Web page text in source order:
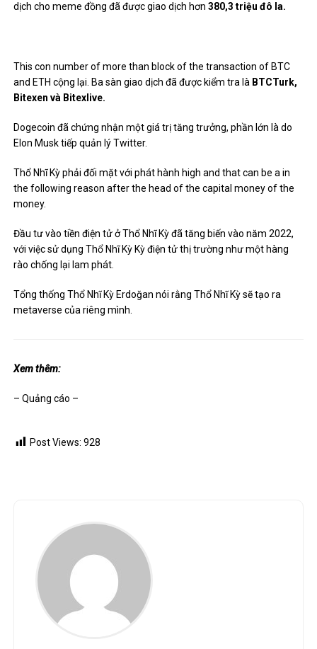
dịch cho meme đồng đã được giao dịch hơn380,3 triệu đô la.
This con number of more than block of the transaction of BTC
and ETH cộng lại. Ba sàn giao dịch đã được kiểm tra là BTCTurk,
Bitexen và Bitexlive.
Dogecoin đã chứng nhận một giá trị tăng trưởng, phần lớn là do
Elon Musk tiếp quản lý Twitter.
Thổ Nhĩ Kỳ phải đối mặt vớiphát hành high and that can be a in
the following reason after the head of the capital money of the
money.
Đầu tư vào tiền điện tử ở Thổ Nhĩ Kỳ đã tăng biến vào năm 2022,
với việc sử dụng Thổ Nhĩ Kỳ Kỳđiện tử thị trường như một hàng
rào chống lại lam phát.
Tổng thống Thổ Nhĩ Kỳ Erdoğan nói rằng Thổ Nhĩ Kỳ sẽ tạo ra
metaverse của riêng mình.
Xem thêm:
– Quảng cáo –
Post Views: 928